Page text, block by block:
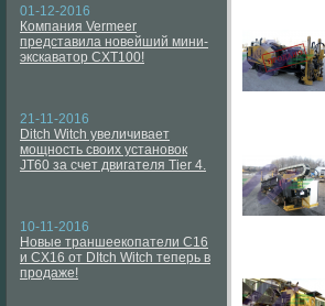
01-12-2016
Компания Vermeer
представила новейший мини-
экскаватор CXT100!
21-11-2016
Ditch Witch увеличивает
мощность своих установок
JT60 за счет двигателя Tier 4.
10-11-2016
Новые траншеекопатели C16
и CX16 от DItch Witch теперь в
продаже!